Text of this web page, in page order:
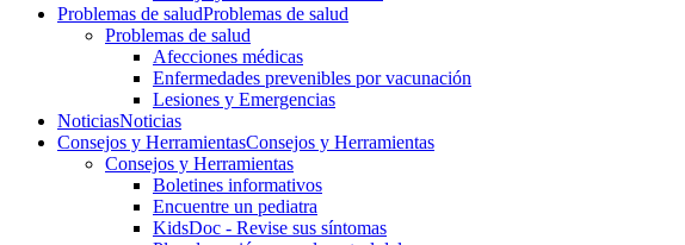
Problemas de saludProblemas de salud
Problemas de salud
Afecciones médicas
Enfermedades prevenibles por vacunación
Lesiones y Emergencias
NoticiasNoticias
Consejos y HerramientasConsejos y Herramientas
Consejos y Herramientas
Boletines informativos
Encuentre un pediatra
KidsDoc - Revise sus síntomas